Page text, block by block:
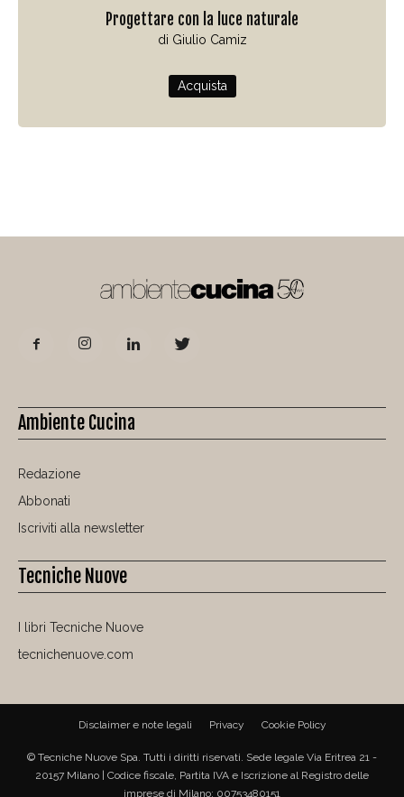
Progettare con la luce naturale
di Giulio Camiz
Acquista
Ambiente Cucina
Redazione
Abbonati
Iscriviti alla newsletter
Tecniche Nuove
I libri Tecniche Nuove
tecnichenuove.com
Disclaimer e note legali Privacy Cookie Policy
© Tecniche Nuove Spa. Tutti i diritti riservati. Sede legale Via Eritrea 21 -
20157 Milano | Codice fiscale, Partita IVA e Iscrizione al Registro delle
imprese di Milano: 00753480151